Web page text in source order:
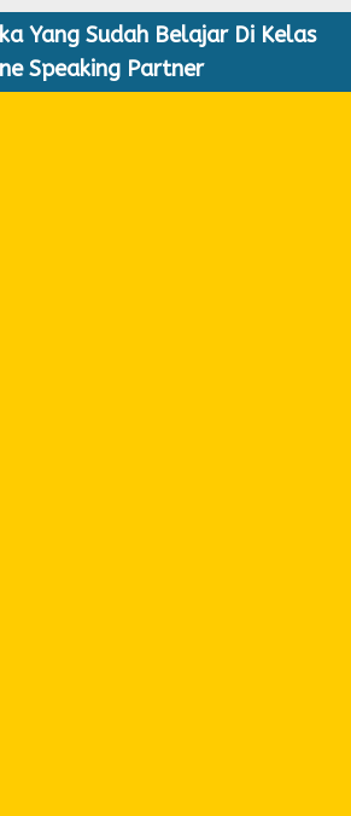
Yang Sudah Belajar Di Kelas
Speaking Partner